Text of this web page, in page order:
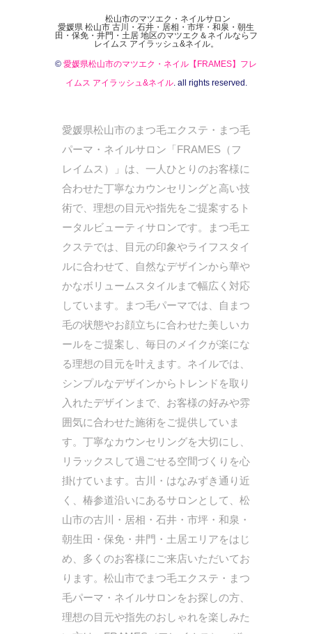
松山市のマツエク・ネイルサロン
愛媛県 松山市 古川・石井・居相・市坪・和泉・朝生
田・保免・井門・土居 地区のマツエク＆ネイルならフ
レイムス アイラッシュ&ネイル。
© 愛媛県松山市のマツエク・ネイル【FRAMES】フレ
イムス アイラッシュ&ネイル. all rights reserved.
愛媛県松山市のまつ毛エクステ・まつ毛
パーマ・ネイルサロン「FRAMES（フ
レイムス）」は、一人ひとりのお客様に
合わせた丁寧なカウンセリングと高い技
術で、理想の目元や指先をご提案するト
ータルビューティサロンです。まつ毛エ
クステでは、目元の印象やライフスタイ
ルに合わせて、自然なデザインから華や
かなボリュームスタイルまで幅広く対応
しています。まつ毛パーマでは、自まつ
毛の状態やお顔立ちに合わせた美しいカ
ールをご提案し、毎日のメイクが楽にな
る理想の目元を叶えます。ネイルでは、
シンプルなデザインからトレンドを取り
入れたデザインまで、お客様の好みや雰
囲気に合わせた施術をご提供していま
す。丁寧なカウンセリングを大切にし、
リラックスして過ごせる空間づくりを心
掛けています。古川・はなみずき通り近
く、椿参道沿いにあるサロンとして、松
山市の古川・居相・石井・市坪・和泉・
朝生田・保免・井門・土居エリアをはじ
め、多くのお客様にご来店いただいてお
ります。松山市でまつ毛エクステ・まつ
毛パーマ・ネイルサロンをお探しの方、
理想の目元や指先のおしゃれを楽しみた